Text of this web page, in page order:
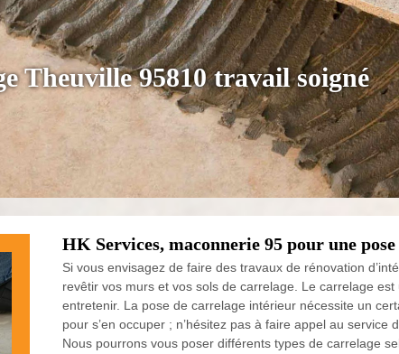
Theuville 95810 travail soigné
HK Services, maconnerie 95 pour une
Si vous envisagez de faire des travaux de rénovation
revêtir vos murs et vos sols de carrelage. Le carrelage
entretenir. La pose de carrelage intérieur nécessite un
pour s’en occuper ; n’hésitez pas à faire appel au service
Nous pourrons vous poser différents types de carrelage